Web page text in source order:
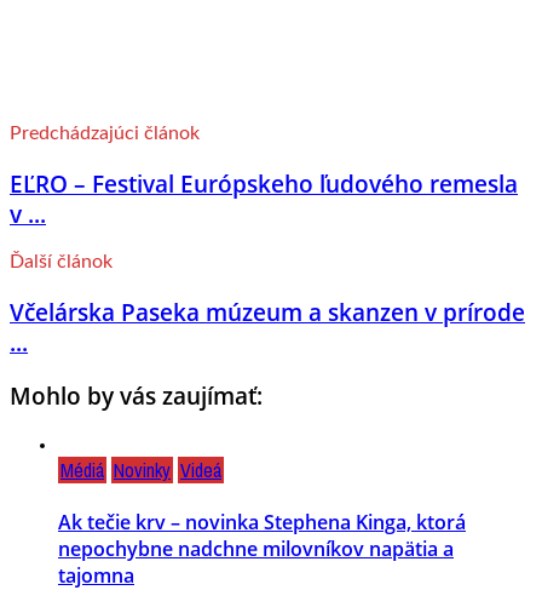
Predchádzajúci článok
EĽRO – Festival Európskeho ľudového remesla
v ...
Ďalší článok
Včelárska Paseka múzeum a skanzen v prírode
...
Mohlo by vás zaujímať:
Médiá Novinky Videá
Ak tečie krv – novinka Stephena Kinga, ktorá
nepochybne nadchne milovníkov napätia a
tajomna